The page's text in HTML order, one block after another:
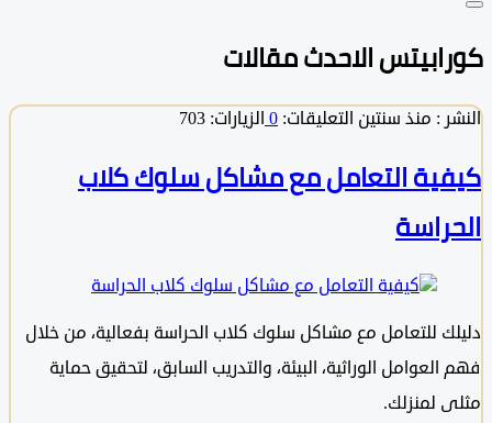
الاحدث مقالات
: منذ سنتينالتعليقات:0الزيارات: 703
التعامل مع مشاكل سلوك كلاب
للتعامل مع مشاكل سلوك كلاب الحراسة بفعالية، من خلال
الوراثية، البيئة، والتدريب السابق، لتحقيق حماية
لمنزلك.